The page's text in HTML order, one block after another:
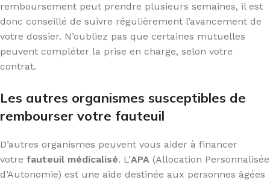
remboursement peut prendre plusieurs semaines, il est
donc conseillé de suivre régulièrement l’avancement de
votre dossier. N’oubliez pas que certaines mutuelles
peuvent compléter la prise en charge, selon votre
contrat.
Les autres organismes susceptibles de
rembourser votre fauteuil
D’autres organismes peuvent vous aider à financer
votre fauteuil médicalisé. L’APA (Allocation Personnalisée
d’Autonomie) est une aide destinée aux personnes âgées